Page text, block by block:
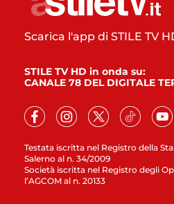
Testata iscritta nel Registro della
Salerno al n. 34/2009
Società iscritta nel Registro degli
l’AGCOM al n. 20133
Scarica l'app di STILE TV
STILE TV HD in onda su:
CANALE 78 DEL DIGITALE